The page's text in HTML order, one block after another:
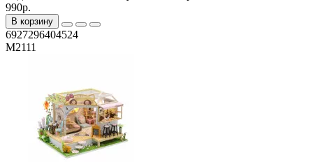
990р.
В корзину
6927296404524
M2111